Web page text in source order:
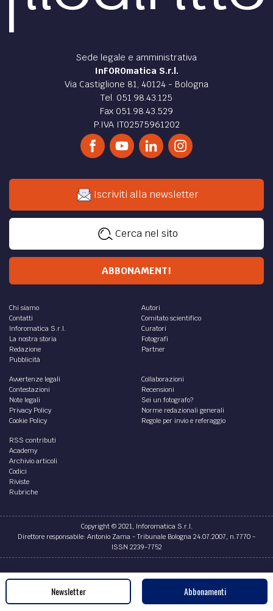
Sede legale e amministrativa
InFOROmatica S.r.l.
Via Castiglione 81, 40124 - Bologna
Tel. 051.98.43.125
Fax 051.98.43.529
P.IVA IT02575961202
Iscriviti alla newsletter
Cerca nel sito
ABBONAMENTI
Chi siamo
Contatti
Inforomatica S.r.l.
La nostra storia
Redazione
Pubblicità
Autori
Comitato scientifico
Curatori
Fotografi
Partner
Avvertenze legali
Contestazioni
Note legali
Privacy Policy
Cookie Policy
Collaborazioni
Recensioni
Sei un fotografo?
Norme redazionali generali
Regole per invio e referaggio
RSS contributi
Academy
Archivio articoli
Codici
Riviste
Rubriche
Copyright © 2021, Inforomatica S.r.l.
Direttore responsabile: Antonio Zama - Tribunale Bologna 24.07.2007, n.7770 -
ISSN 2239-7752
Credits
Newsletter Abbonamenti